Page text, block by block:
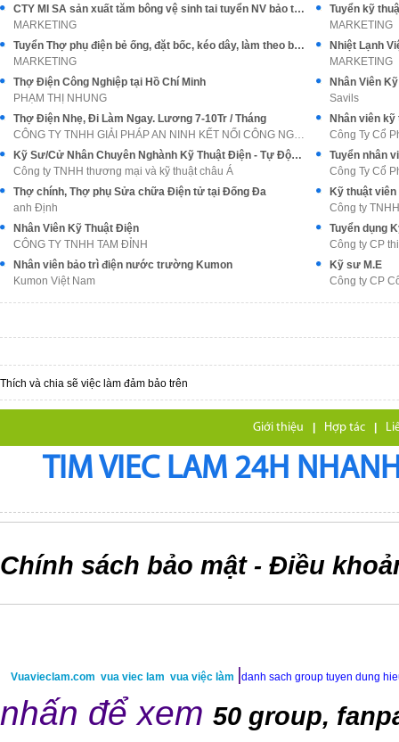
CTY MI SA sản xuất tăm bông vệ sinh tai tuyển NV bảo trì cơ điện
MARKETING
MARKETING
Tuyển Thợ phụ điện bẻ ống, đặt bốc, kéo dây, làm theo bảng vẽ
MARKETING
MARKETING
Thợ Điện Công Nghiệp tại Hồ Chí Minh
PHẠM THỊ NHUNG
Nhân Viên
Savils
Thợ Điện Nhẹ, Đi Làm Ngay. Lương 7-10Tr / Tháng
Nhân viên kỹ
Công Ty Cổ
Kỹ Sư/Cử Nhân Chuyên Nghành Kỹ Thuật Điện - Tự Động Hóa
Công ty TNHH thương mại và kỹ thuật châu Á
Tuyển nhân
Công Ty Cổ
Thợ chính, Thợ phụ Sửa chữa Điện tử tại Đống Đa
anh Định
Kỹ thuật
Công ty
Nhân Viên Kỹ Thuật Điện
CÔNG TY TNHH TAM ĐỈNH
Tuyển dụng
Công ty CP
Nhân viên bảo trì điện nước trường Kumon
Kumon Việt Nam
Kỹ sư M.E
Công ty CP
Thích và chia sẽ việc làm đảm bảo trên
Giới thiệu | Hợp tác |
TIM VIEC LAM 24H
Chính sách bảo mật - Điều
Vuavieclam.com vua viec lam vua việc làm |danh sach group tuyen dung
nhấn để xem 50 group,